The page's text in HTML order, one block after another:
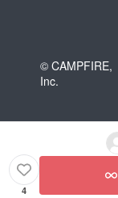
© CAMPFIRE,
Inc.
4